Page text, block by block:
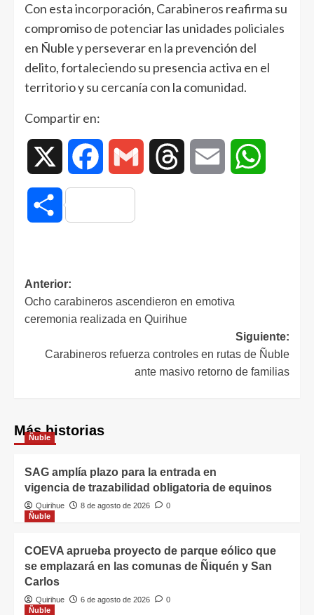
Con esta incorporación, Carabineros reafirma su
compromiso de potenciar las unidades policiales
en Ñuble y perseverar en la prevención del
delito, fortaleciendo su presencia activa en el
territorio y su cercanía con la comunidad.
Compartir en:
Facebook Gmail Threads Email
Compartir
Anterior:
Ocho carabineros ascendieron en emotiva
ceremonia realizada en Quirihue
Siguiente:
Carabineros refuerza controles en rutas de Ñuble
ante masivo retorno de familias
Más historias
Ñuble
SAG amplía plazo para la entrada en
vigencia de trazabilidad obligatoria de equinos
Quirihue 8 de agosto de 2026
0
Ñuble
COEVA aprueba proyecto de parque eólico que
se emplazará en las comunas de Ñiquén y San
Carlos
Quirihue 6 de agosto de 2026
0
Ñuble